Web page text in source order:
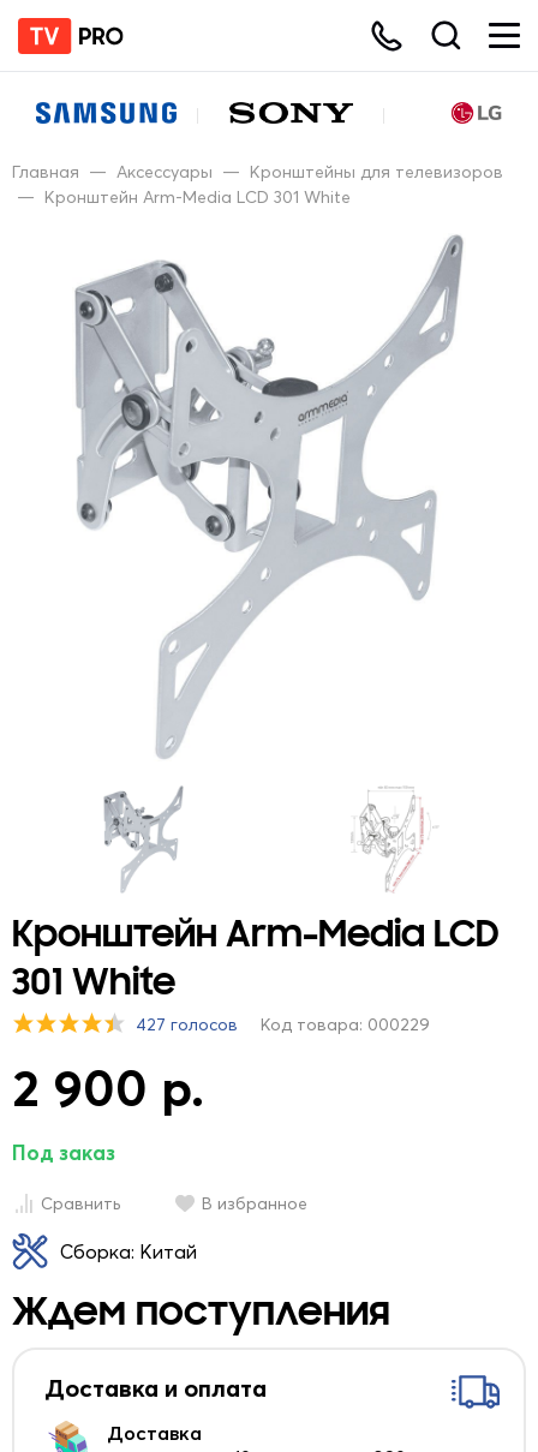
Главная — Аксессуары — Кронштейны для телевизоров
— Кронштейн Arm-Media LCD 301 White
Кронштейн Arm-Media LCD
301 White
427 голосов Код товара: 000229
2 900 р.
Под заказ
Сравнить В избранное
Сборка: Китай
Ждем поступления
Доставка и оплата
Доставка